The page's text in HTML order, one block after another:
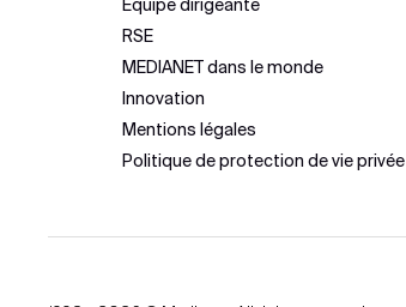
Équipe dirigeante
RSE
MEDIANET dans le monde
Innovation
Mentions légales
Politique de protection de vie privée